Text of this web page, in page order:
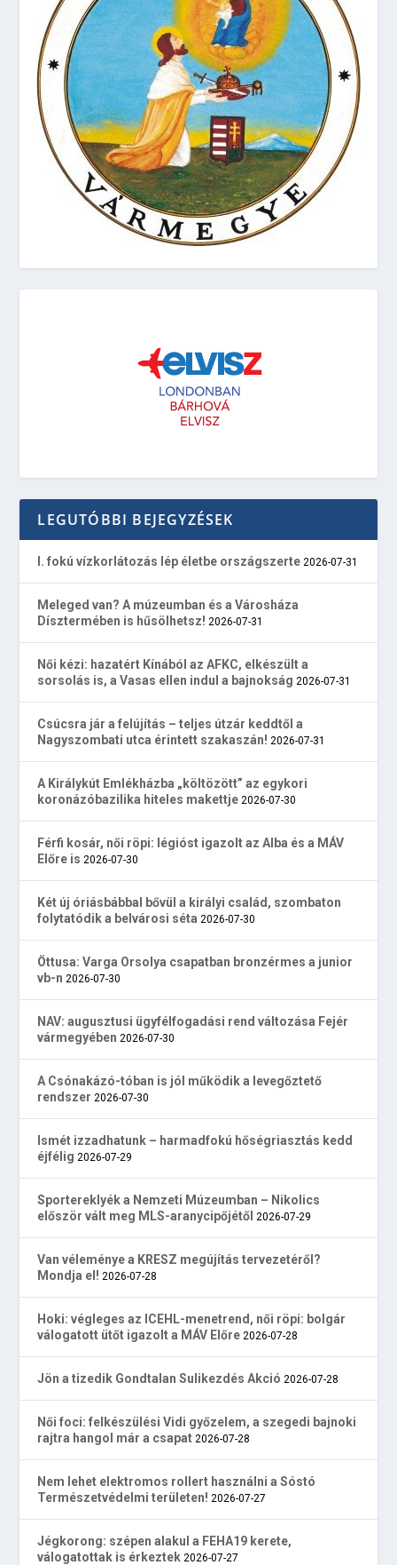
LEGUTÓBBI BEJEGYZÉSEK
I. fokú vízkorlátozás lép életbe országszerte 2026-07-31
Meleged van? A múzeumban és a Városháza
Dísztermében is hűsölhetsz! 2026-07-31
Női kézi: hazatért Kínából az AFKC, elkészült a
sorsolás is, a Vasas ellen indul a bajnokság 2026-07-31
Csúcsra jár a felújítás – teljes útzár keddtől a
Nagyszombati utca érintett szakaszán! 2026-07-31
A Királykút Emlékházba „költözött” az egykori
koronázóbazilika hiteles makettje 2026-07-30
Férfi kosár, női röpi: légióst igazolt az Alba és a MÁV
Előre is 2026-07-30
Két új óriásbábbal bővül a királyi család, szombaton
folytatódik a belvárosi séta 2026-07-30
Öttusa: Varga Orsolya csapatban bronzérmes a junior
vb-n 2026-07-30
NAV: augusztusi ügyfélfogadási rend változása Fejér
vármegyében 2026-07-30
A Csónakázó-tóban is jól működik a levegőztető
rendszer 2026-07-30
Ismét izzadhatunk – harmadfokú hőségriasztás kedd
éjfélig 2026-07-29
Sportereklyék a Nemzeti Múzeumban – Nikolics
először vált meg MLS-aranycipőjétől 2026-07-29
Van véleménye a KRESZ megújítás tervezetéről?
Mondja el! 2026-07-28
Hoki: végleges az ICEHL-menetrend, női röpi: bolgár
válogatott ütőt igazolt a MÁV Előre 2026-07-28
Jön a tizedik Gondtalan Sulikezdés Akció 2026-07-28
Női foci: felkészülési Vidi győzelem, a szegedi bajnoki
rajtra hangol már a csapat 2026-07-28
Nem lehet elektromos rollert használni a Sóstó
Természetvédelmi területen! 2026-07-27
Jégkorong: szépen alakul a FEHA19 kerete,
válogatottak is érkeztek 2026-07-27